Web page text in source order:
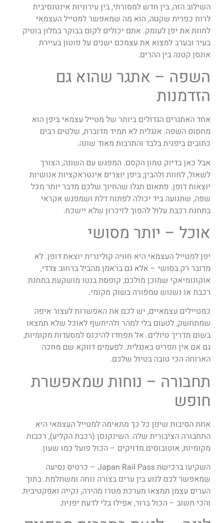
השילוב הזה, בין חדש למסורתי, בין עירוניות אינטנסיבית
לרוח כפרית שקטה, הוא מה שמאפשר למטייל העצמאי
לחוות את יפן לעומק. אתם יכולים לקום בבוקר במלון בוטיק
בעיר ובערב למצוא את עצמכם ישנים על פוטון בעיירת
אונסן קטנה בין ההרים.
השפה – אתגר שהוא גם
הזדמנות
אחד האתגרים הגדולים ביותר של מטייל עצמאי ביפן הוא
מחסום השפה. אנגלית לא תמיד מדוברת, שלטים רבים
כתובים ביפנית בלבד והתרבות מאוד שונה.
אבל כאן בדיוק טמון הקסם. המפגש עם השונה, הצורך
לשאול, לחוות ולהבין; ביפן יוצרים אינטראקציות אנושיות
יוצאות דופן. פתאום תגלו שהחיוך שלכם מדבר יותר מכל
שפה, שתנועה ביד יכולה לפתוח דלת ושמפגש אקראי
בתחנת רכבת עלול להפוך לזיכרון שלא יישכח.
אוכל – יותר מסושי
יפן למטייל העצמאי היא חוויה קולינרית יוצאת דופן. לא
מדובר רק בסושי – אלא גם בראמן מהביל ברחוב צדדי,
אוקונומיאקי שמוכן מולכם, קופסת בנטו מושקעת בתחנת
רכבת או נשנוש טמפורה בשוק מקומי.
כמטיילים עצמאיים, יש לכם את האפשרות לעצור איפה
שמתחשק, לטעום בלי למהר ולהיחשף לאוכל שלא תמצאו
בשום מדריך טיולים. אל תפחדו להיכנס למסעדות מקומיות,
גם אם אין תפריט באנגלית. לפעמים דווקא שם מחכה
הארוחה הכי טובה בטיול שלכם.
תחבורה – נוחות שמאפשרת
חופש
אחת הסיבות שיפן כל כך מתאימה למטייל העצמאי היא
התחבורה הציבורית שלה. השינקנסן (רכבת הקליע), רכבות
מקומיות, אוטובוסים מדויקים – הכול פועל כמו שעון.
השקיעו ברכישת Japan Rail Pass – כרטיס נסיעה
שמאפשר לכם לנוע בין ערים בצורה נוחה ומשתלמת. בתוך
הערים עצמן תמצאו מערכת מטרו מהירה, נקייה ואפקטיבית.
והכי חשוב – הכול ברור, אפילו בלי לדעת יפנית.